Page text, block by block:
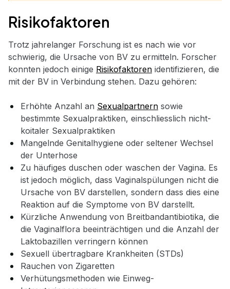
Risikofaktoren
Trotz jahrelanger Forschung ist es nach wie vor
schwierig, die Ursache von BV zu ermitteln. Forscher
konnten jedoch einige Risikofaktoren identifizieren, die
mit der BV in Verbindung stehen. Dazu gehören:
Erhöhte Anzahl an Sexualpartnern sowie
bestimmte Sexualpraktiken, einschliesslich nicht-
koitaler Sexualpraktiken
Mangelnde Genitalhygiene oder seltener Wechsel
der Unterhose
Zu häufiges duschen oder waschen der Vagina. Es
ist jedoch möglich, dass Vaginalspülungen nicht die
Ursache von BV darstellen, sondern dass dies eine
Reaktion auf die Symptome von BV darstellt.
Kürzliche Anwendung von Breitbandantibiotika, die
die Vaginalflora beeinträchtigen und die Anzahl der
Laktobazillen verringern können
Sexuell übertragbare Krankheiten (STDs)
Rauchen von Zigaretten
Verhütungsmethoden wie Einweg-